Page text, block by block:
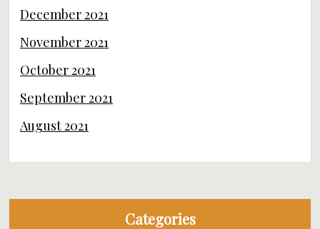
December 2021
November 2021
October 2021
September 2021
August 2021
Categories